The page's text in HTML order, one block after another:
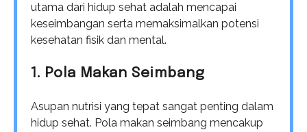
utama dari hidup sehat adalah mencapai
keseimbangan serta memaksimalkan potensi
kesehatan fisik dan mental.
1. Pola Makan Seimbang
Asupan nutrisi yang tepat sangat penting dalam
hidup sehat. Pola makan seimbang mencakup